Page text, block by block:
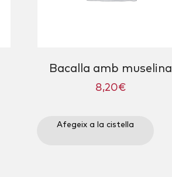
Bacalla amb muselina
8,20€
Afegeix a la cistella